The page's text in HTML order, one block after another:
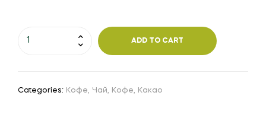
ADD TO CART
Categories: Кофе, Чай, Кофе, Какао